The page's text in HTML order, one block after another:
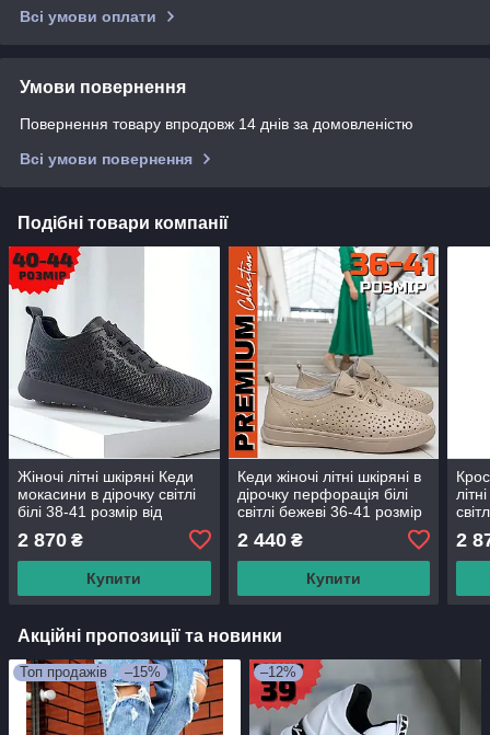
Всі умови оплати
Умови повернення
Повернення товару впродовж 14 днів за домовленістю
Всі умови повернення
Подібні товари компанії
Жіночі літні шкіряні Кеди
мокасини в дірочку світлі
білі 38-41 розмір від
виробника Кеди білі жіночі
шкіряні в дірочку
2 870 ₴
Купити
Кеди жіночі літні шкіряні в
дірочку перфорація білі
світлі бежеві 36-41 розмір
(код:ПО-023)
2 440₴
Купити
2
Акційні пропозиції та новинки
Топ продажів –15% –12%